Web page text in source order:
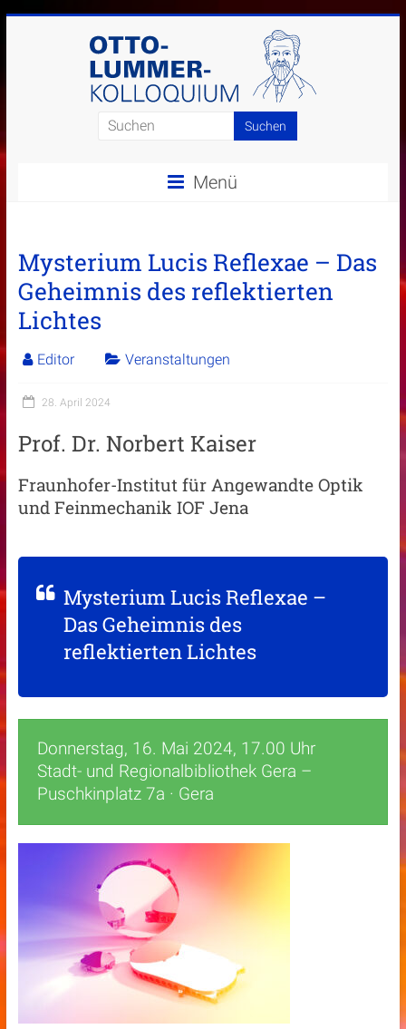
KolloquiumMenü
Mysterium Lucis Reflexae – Das
Geheimnis des reflektierten
Lichtes
Editor Veranstaltungen
28. April 2024
Prof. Dr. Norbert Kaiser
Fraunhofer-Institut für Angewandte Optik
und Feinmechanik IOF Jena
Mysterium Lucis Reflexae –
Das Geheimnis des
reflektierten Lichtes
Donnerstag, 16. Mai 2024, 17.00 Uhr
Stadt- und Regionalbibliothek Gera –
Puschkinplatz 7a · Gera